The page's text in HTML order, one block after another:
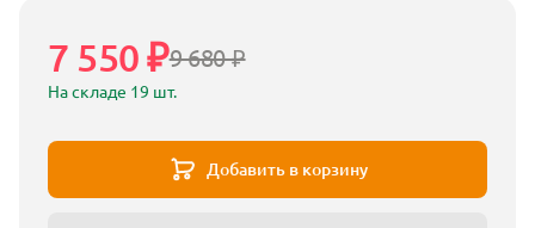
9 680 ₽
7 550 ₽
На складе 19 шт.
Добавить в корзину